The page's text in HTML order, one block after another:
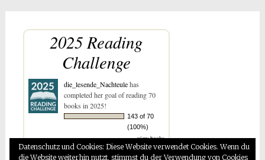
2025 Reading
Challenge
die_lesende_Nachteulehas
completed her goal of reading 70
books in 2025!
143 of 70
(100%)
view books
Datenschutz und Cookies: Diese Website verwendet Cookies. Wenn du
die Website weiterhin nutzt, stimmst du der Verwendung von Cookies